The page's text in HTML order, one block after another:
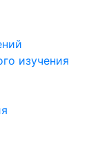
изучения